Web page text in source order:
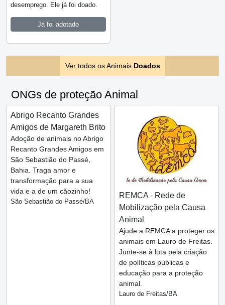
desemprego. Ele já foi doado.
Já foi adotado
Ver todos os Animais Doados
ONGs de proteção Animal
Abrigo Recanto Grandes
Amigos de Margareth Brito
Adoção de animais no Abrigo
Recanto Grandes Amigos em
São Sebastião do Passé,
Bahia. Traga amor e
transformação para a sua
vida e a de um cãozinho!
São Sebastião do Passé/BA
REMCA - Rede de
Mobilização pela Causa
Animal
Ajude a REMCA a proteger os
animais em Lauro de Freitas.
Junte-se à luta pela criação
de políticas públicas e
educação para a proteção
animal.
Lauro de Freitas/BA